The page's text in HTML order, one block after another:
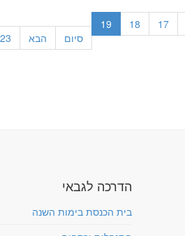
17
18
19
23 הבא סיום
הדרכה לגבאי
בית הכנסת בימות השנה